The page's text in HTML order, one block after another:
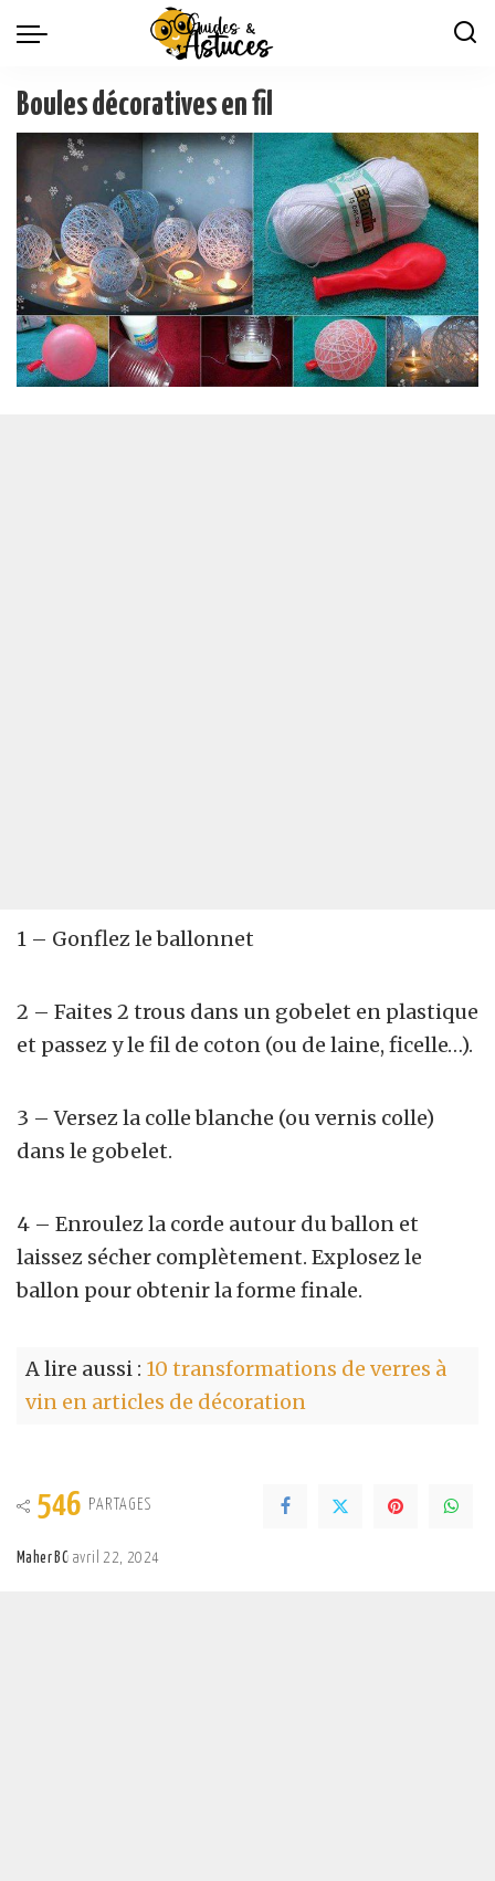
Boules décoratives en fil
1 – Gonflez le ballonnet
2 – Faites 2 trous dans un gobelet en plastique
et passez y le fil de coton (ou de laine, ficelle…).
3 – Versez la colle blanche (ou vernis colle)
dans le gobelet.
4 – Enroulez la corde autour du ballon et
laissez sécher complètement. Explosez le
ballon pour obtenir la forme finale.
A lire aussi : 10 transformations de verres à
vin en articles de décoration
546 PARTAGES
Maher BC avril 22, 2024